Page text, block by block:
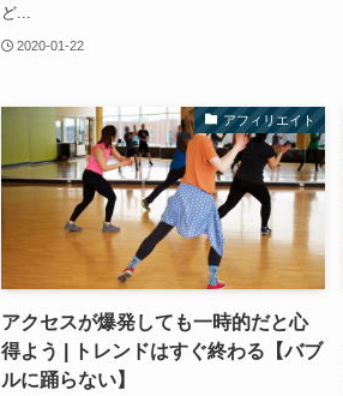
ど...
2020-01-22
アフィリエイト
アクセスが爆発しても一時的だと心
得よう | トレンドはすぐ終わる【バブ
ルに踊らない】